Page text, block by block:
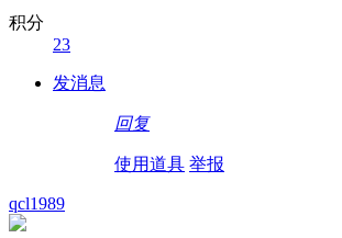
积分
23
发消息
回复
使用道具 举报
qcl1989